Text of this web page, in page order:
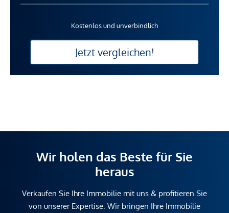
Kostenlos und unverbindlich
Jetzt vergleichen!
Wir holen das Beste für Sie
heraus
Verkaufen Sie Ihre Immobilie mit uns & profitieren Sie
von unserer Expertise. Wir bringen Ihre Immobilie